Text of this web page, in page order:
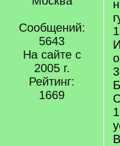
Сообщений:
5643
На сайте с
2005 г.
Рейтинг:
1669